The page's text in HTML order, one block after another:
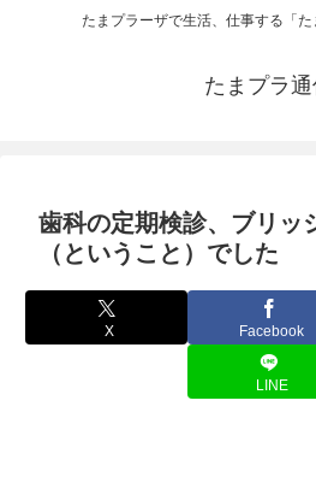
たまプラーザで生活、仕事する「た
たまプラ
歯科の定期検診、ブリッ
（ということ）でした
X Facebook
LINE